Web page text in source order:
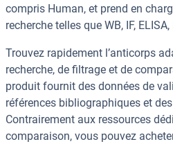
compris Human, et prend en
recherche telles que WB, IF, ELISA,
Trouvez rapidement l’anticorps
recherche, de filtrage et de
produit fournit des données de
références bibliographiques et
Contrairement aux ressources
comparaison, vous pouvez